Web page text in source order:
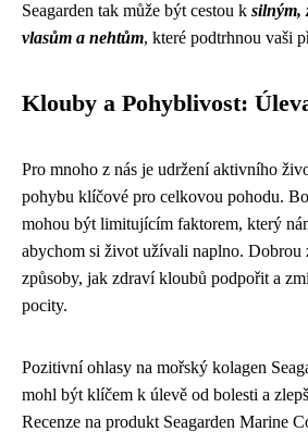
Seagarden tak může být cestou k silným,
vlasům a nehtům, které podtrhnou vaši
Klouby a Pohyblivost:
Pro mnoho z nás je udržení aktivního
pohybu klíčové pro celkovou pohodu.
mohou být limitujícím faktorem, který
abychom si život užívali naplno. Dobrou
způsoby, jak zdraví kloubů podpořit a
pocity.
Pozitivní ohlasy na mořský kolagen
mohl být klíčem k úlevě od bolesti a
Recenze na produkt Seagarden Marine